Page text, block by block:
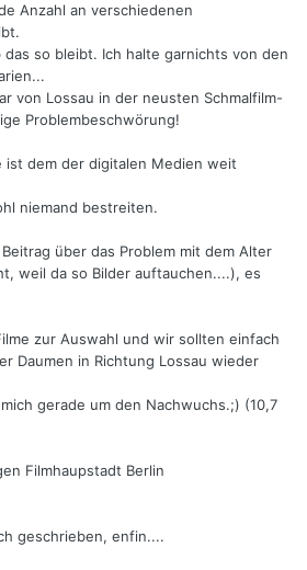
Anzahl an verschiedenen
so bleibt. Ich halte garnichts von den
von Lossau in der neusten Schmalfilm-
Problembeschwörung!
ist dem der digitalen Medien weit
niemand bestreiten.
über das Problem mit dem Alter
weil da so Bilder auftauchen....), es
zur Auswahl und wir sollten einfach
Daumen in Richtung Lossau wieder
gerade um den Nachwuchs.;) (10,7
Filmhaupstadt Berlin
geschrieben, enfin....